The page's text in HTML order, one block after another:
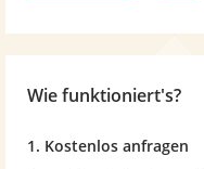
Wie funktioniert's?
1. Kostenlos anfragen